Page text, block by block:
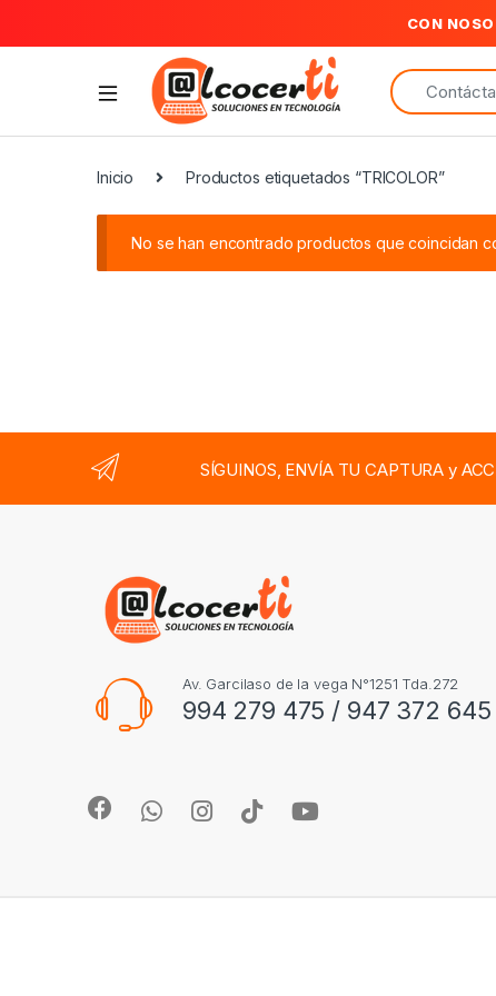
CON
Search for:
Inicio Productos etiquetados “TRICOLOR”
No se han encontrado productos que coincidan
SÍGUINOS, ENVÍA TU CAPTURA y
Av. Garcilaso de la vega N°1251 Tda.272
994 279 475 / 947 372 645